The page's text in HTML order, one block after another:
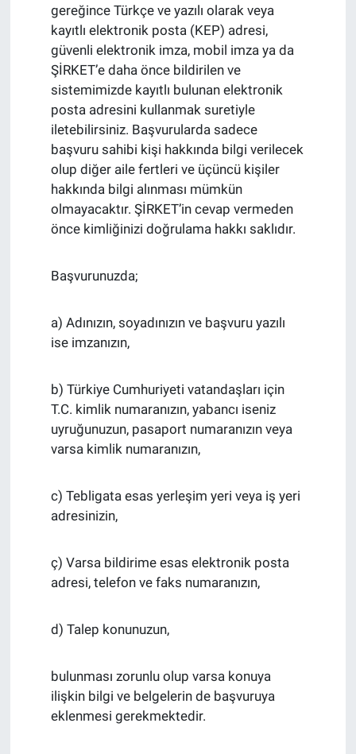
gereğince Türkçe ve yazılı olarak veya
kayıtlı elektronik posta (KEP) adresi,
güvenli elektronik imza, mobil imza ya da
ŞİRKET’e daha önce bildirilen ve
sistemimizde kayıtlı bulunan elektronik
posta adresini kullanmak suretiyle
iletebilirsiniz. Başvurularda sadece
başvuru sahibi kişi hakkında bilgi verilecek
olup diğer aile fertleri ve üçüncü kişiler
hakkında bilgi alınması mümkün
olmayacaktır. ŞİRKET’in cevap vermeden
önce kimliğinizi doğrulama hakkı saklıdır.
Başvurunuzda;
a) Adınızın, soyadınızın ve başvuru yazılı
ise imzanızın,
b) Türkiye Cumhuriyeti vatandaşları için
T.C. kimlik numaranızın, yabancı iseniz
uyruğunuzun, pasaport numaranızın veya
varsa kimlik numaranızın,
c) Tebligata esas yerleşim yeri veya iş yeri
adresinizin,
ç) Varsa bildirime esas elektronik posta
adresi, telefon ve faks numaranızın,
d) Talep konunuzun,
bulunması zorunlu olup varsa konuya
ilişkin bilgi ve belgelerin de başvuruya
eklenmesi gerekmektedir.